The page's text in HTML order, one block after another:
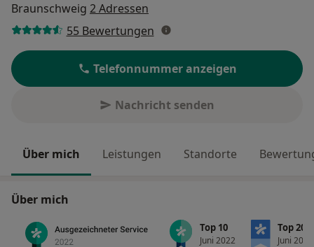
Braunschweig 2 Adressen
55 Bewertungen
Telefonnummer anzeigen
Nachricht senden
Über mich Leistungen Standorte
Über mich
Top 10
Juni 2022
Top 20
Juni 2022